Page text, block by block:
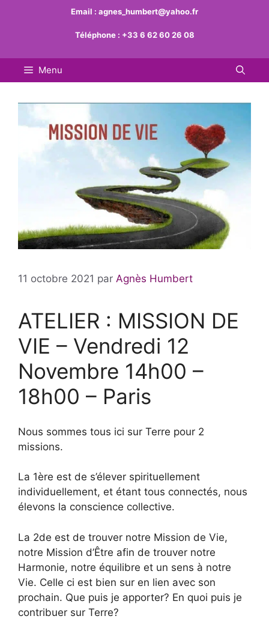
Email : agnes_humbert@yahoo.fr
Téléphone : +33 6 62 60 26 08
Menu
11 octobre 2021 par Agnès Humbert
ATELIER : MISSION DE
VIE – Vendredi 12
Novembre 14h00 –
18h00 – Paris
Nous sommes tous ici sur Terre pour 2
missions.
La 1ère est de s’élever spirituellement
individuellement, et étant tous connectés, nous
élevons la conscience collective.
La 2de est de trouver notre Mission de Vie,
notre Mission d’Être afin de trouver notre
Harmonie, notre équilibre et un sens à notre
Vie. Celle ci est bien sur en lien avec son
prochain. Que puis je apporter? En quoi puis je
contribuer sur Terre?